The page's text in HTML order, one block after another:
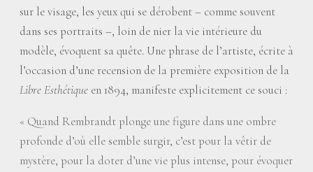
sur le visage, les yeux qui se dérobent – comme souvent
dans ses portraits –, loin de nier la vie intérieure du
modèle, évoquent sa quête. Une phrase de l’artiste, écrite à
l’occasion d’une recension de la première exposition de la
Libre Esthétique en 1894, manifeste explicitement ce souci :
« Quand Rembrandt plonge une figure dans une ombre
profonde d’où elle semble surgir, c’est pour la vêtir de
mystère, pour la doter d’une vie plus intense, pour évoquer